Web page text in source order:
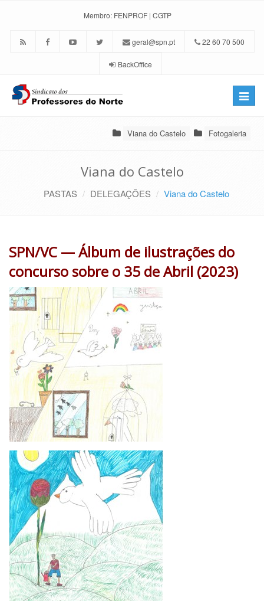
Membro: FENPROF | CGTP
geral@spn.pt 22 60 70 500
BackOffice
Toggle
Viana do Castelo Fotogaleria
Viana do Castelo
PASTAS DELEGAÇÕES Viana do Castelo
SPN/VC — Álbum de ilustrações do
concurso sobre o 35 de Abril (2023)